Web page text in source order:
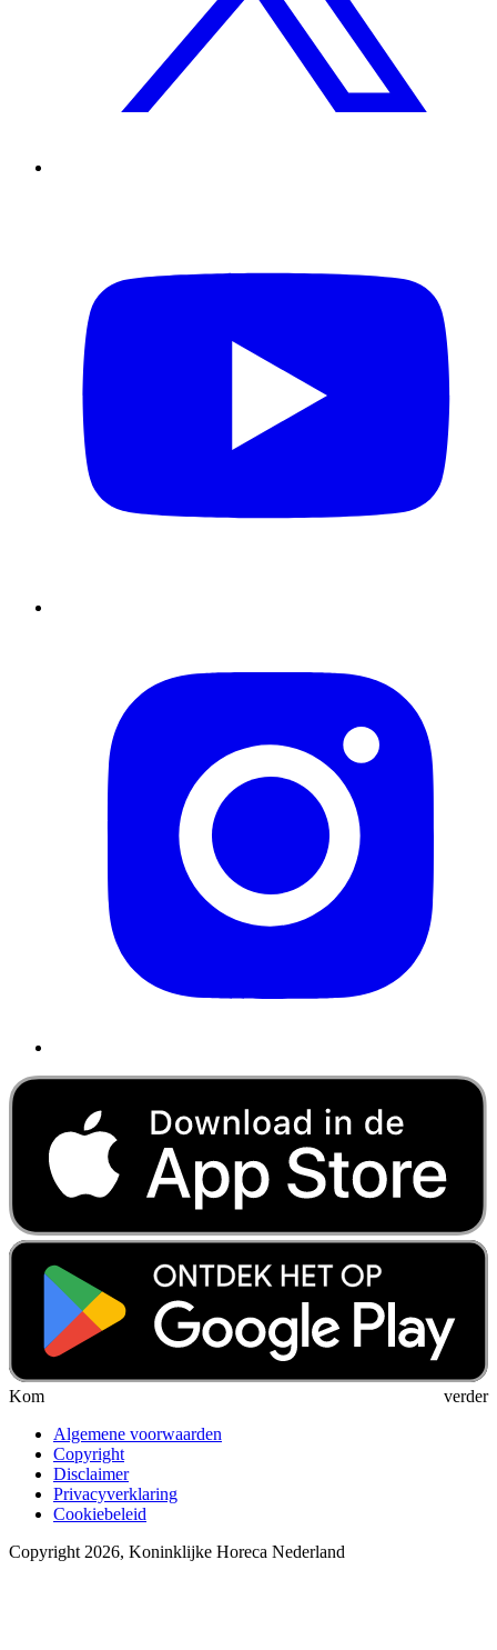
Kom verder
Algemene voorwaarden
Copyright
Disclaimer
Privacyverklaring
Cookiebeleid
Copyright 2026, Koninklijke Horeca Nederland